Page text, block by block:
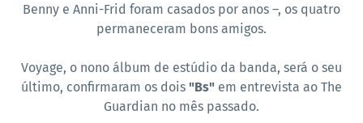
Benny e Anni-Frid foram casados por anos –, os quatro
permaneceram bons amigos.
Voyage, o nono álbum de estúdio da banda, será o seu
último, confirmaram os dois "Bs" em entrevista ao The
Guardian no mês passado.